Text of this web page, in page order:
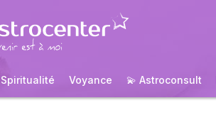
Spiritualité Voyance 💫 Astroconsult